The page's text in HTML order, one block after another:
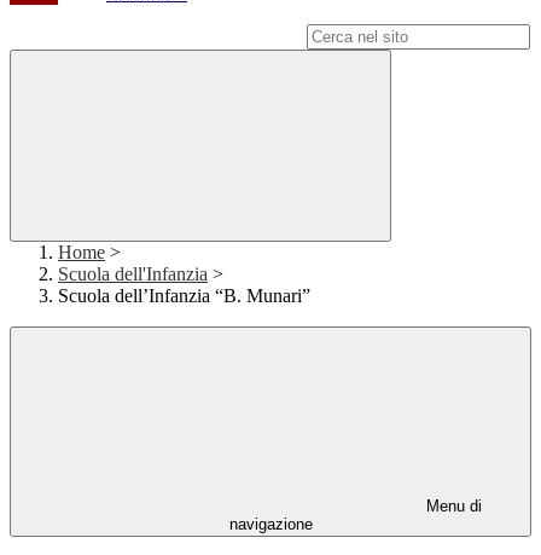
Home >
Scuola dell'Infanzia >
Scuola dell’Infanzia “B. Munari”
Menu di
navigazione